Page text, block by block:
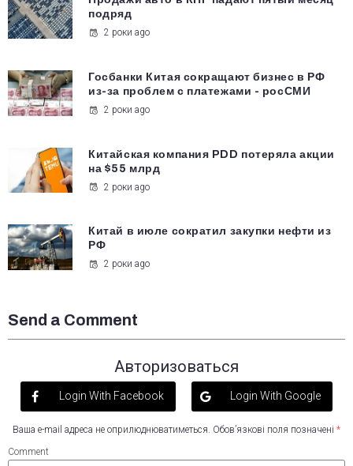
подряд
2 роки ago
Госбанки Китая сокращают бизнес в РФ
из-за проблем с платежами - росСМИ
2 роки ago
Китайская компания PDD потеряла акции
на $55 млрд
2 роки ago
Китай в июле сократил закупки нефти из
РФ
2 роки ago
Send a Comment
Авторизоваться
Login With Facebook Login With Google
Ваша e-mail адреса не оприлюднюватиметься. Обов’язкові поля позначені *
Comment